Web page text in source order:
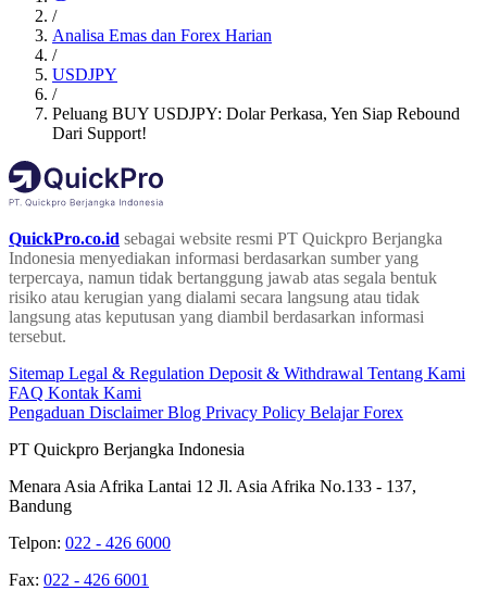
/
Analisa Emas dan Forex Harian
/
USDJPY
/
Peluang BUY USDJPY: Dolar Perkasa, Yen Siap Rebound
Dari Support!
QuickPro.co.id sebagai website resmi PT Quickpro Berjangka
Indonesia menyediakan informasi berdasarkan sumber yang
terpercaya, namun tidak bertanggung jawab atas segala bentuk
risiko atau kerugian yang dialami secara langsung atau tidak
langsung atas keputusan yang diambil berdasarkan informasi
tersebut.
Sitemap Legal & Regulation Deposit & Withdrawal Tentang Kami
FAQ Kontak Kami
Pengaduan DisclaimerBlog Privacy Policy Belajar Forex
PT Quickpro Berjangka Indonesia
Menara Asia Afrika Lantai 12 Jl. Asia Afrika No.133 - 137,
Bandung
Telpon: 022 - 426 6000
Fax: 022 - 426 6001